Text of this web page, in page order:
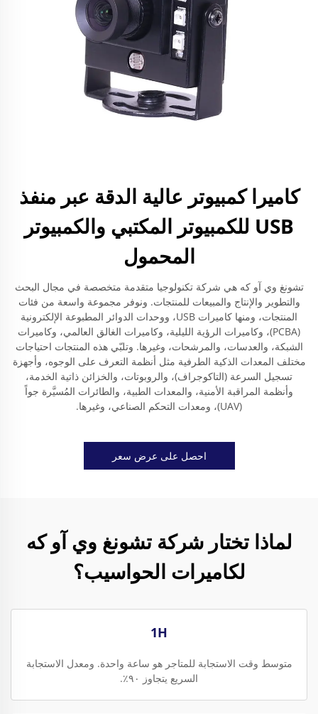
كاميرا كمبيوتر عالية الدقة عبر منفذ
USB للكمبيوتر المكتبي والكمبيوتر
المحمول
تشونغ وي آو كه هي شركة تكنولوجيا متقدمة متخصصة في مجال البحث
والتطوير والإنتاج والمبيعات للمنتجات. ونوفر مجموعة واسعة من فئات
المنتجات، ومنها كاميرات USB، ووحدات الدوائر المطبوعة الإلكترونية
(PCBA)، وكاميرات الرؤية الليلية، وكاميرات الغالق العالمي، وكاميرات
الشبكة، والعدسات، والمرشحات، وغيرها. وتلبّي هذه المنتجات احتياجات
مختلف المعدات الذكية الطرفية مثل أنظمة التعرف على الوجوه، وأجهزة
تسجيل السرعة (التاكوجراف)، والروبوتات، والخزائن ذاتية الخدمة،
وأنظمة المراقبة الأمنية، والمعدات الطبية، والطائرات المُسيَّرة جواً
(UAV)، ومعدات التحكم الصناعي، وغيرها.
احصل على عرض سعر
لماذا تختار شركة تشونغ وي آو كه
لكاميرات الحواسيب؟
1H
متوسط وقت الاستجابة للمتاجر هو ساعة واحدة. ومعدل الاستجابة
السريع يتجاوز ٩٠٪.